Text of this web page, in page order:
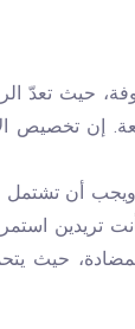
حيث تعدّ
إن تخصيص
تريدين
حيث